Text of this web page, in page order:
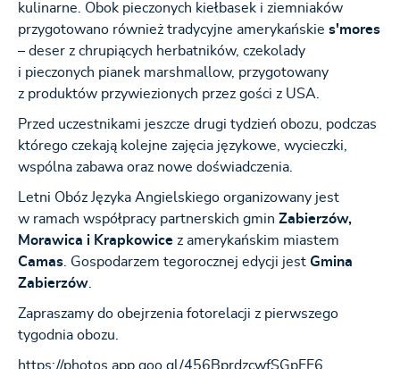
kulinarne. Obok pieczonych kiełbasek i ziemniaków
przygotowano również tradycyjne amerykańskie s'mores
– deser z chrupiących herbatników, czekolady
i pieczonych pianek marshmallow, przygotowany
z produktów przywiezionych przez gości z USA.
Przed uczestnikami jeszcze drugi tydzień obozu, podczas
którego czekają kolejne zajęcia językowe, wycieczki,
wspólna zabawa oraz nowe doświadczenia.
Letni Obóz Języka Angielskiego organizowany jest
w ramach współpracy partnerskich gmin Zabierzów,
Morawica i Krapkowice z amerykańskim miastem
Camas . Gospodarzem tegorocznej edycji jest Gmina
Zabierzów
Zapraszamy do obejrzenia fotorelacji z pierwszego
tygodnia obozu.
https://photos.app.goo.gl/456BprdzcwfSGpEE6